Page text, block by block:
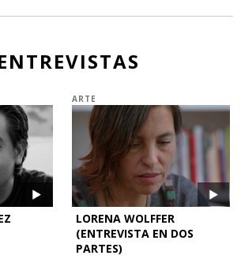
ARTE
LORENA WOLFFER
(ENTREVISTA EN DOS
PARTES)